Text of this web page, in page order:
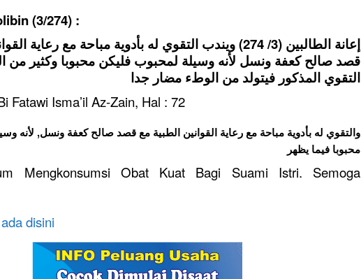
(3/274) :
إعانة الطالبين (3/ 274) ويندب التقوي له بأدوية مباحة مع
قصد صالح كعفة ونسل لأنه وسيلة لمحبوب فليكن محبوبا وكثير من
التقوي المذكور فيتولد من الوطء مضار جدا
Fatawi Isma’il Az-Zain, Hal : 72
ﻭﺍﻟﺘﻘﻮﻱ ﻟﻪ ﺑﺄﺩﻭﻳﺔ ﻣﺒﺎﺣﺔ ﻣﻊ ﺭﻋﺎﻳﺔ ﺍﻟﻘﻮﺍﻧﻴﻦ ﺍﻟﻄﺒﻴﺔ ﻣﻊ ﻗﺼﺪ ﺻﺎﻟﺢ ﻛﻌﻔﺔ ﻭﻧﺴﻞ, ﻷﻧﻪ
ﻣﺤﺒﻮﺑﺎ ﻓﻴﻤﺎ ﻳﻈﻬﺮ
Mengkonsumsi Obat Kuat Bagi Suami Istri. Semoga
ada disini